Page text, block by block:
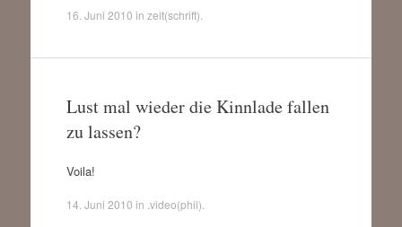
16. Juni 2010 in zeit(schrift)
Lust mal wieder die Kinnlade fallen
zu lassen?
Voila!
14. Juni 2010 in .video(phil)